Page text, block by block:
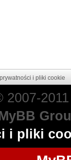
i pliki cookie
2007-
i pliki